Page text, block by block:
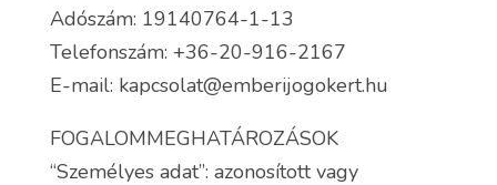
Adószám: 19140764-1-13
Telefonszám: +36-20-916-2167
E-mail: kapcsolat@emberijogokert.hu
FOGALOMMEGHATÁROZÁSOK
“Személyes adat”: azonosított vagy